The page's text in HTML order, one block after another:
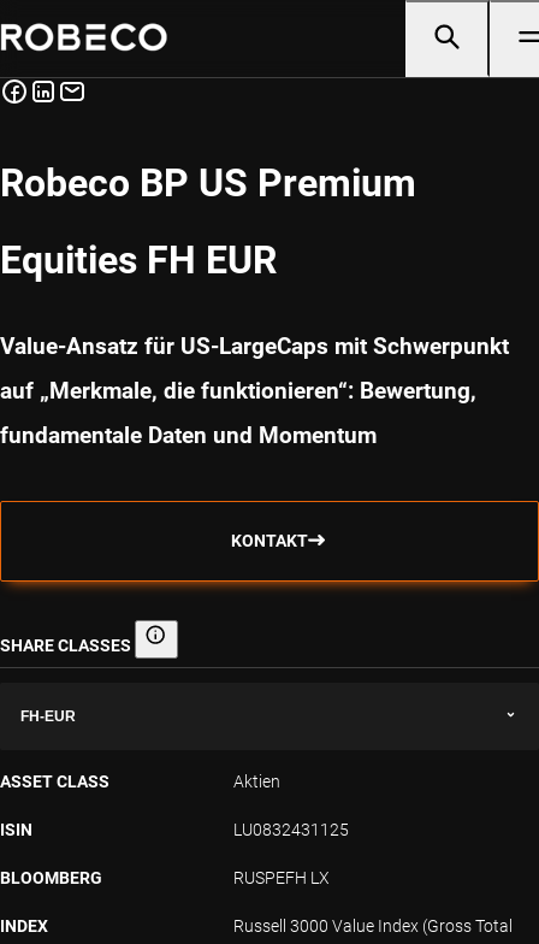
Robeco BP US Premium
Equities FH EUR
Value-Ansatz für US-LargeCaps mit Schwerpunkt
auf „Merkmale, die funktionieren“: Bewertung,
fundamentale Daten und Momentum
KONTAKT
SHARE CLASSES Share classes
FH-EUR
ASSET CLASS Aktien
ISIN LU0832431125
BLOOMBERG RUSPEFH LX
INDEX
Russell 3000 Value Index (Gross Total